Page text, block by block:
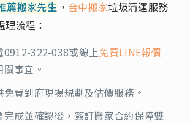
薦搬家先生 ， 台中搬家垃圾清運服務
理流程：
0912-322-038或線上免費LINE報價
事宜。
免費到府現場規劃及估價服務。
完成並確認後，簽訂搬家合約保障雙